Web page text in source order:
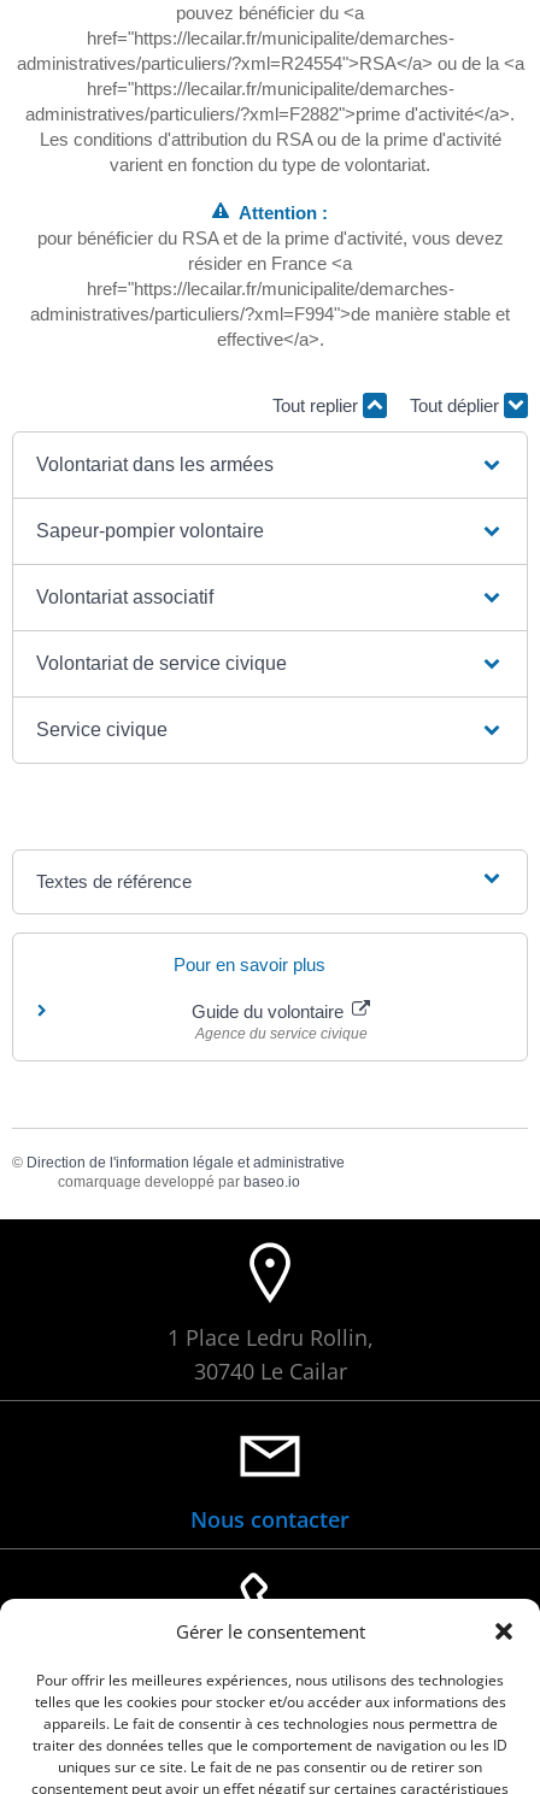
Gérer le consentement
Pour offrir les meilleures expériences, nous utilisons des technologies
telles que les cookies pour stocker et/ou accéder aux informations des
appareils. Le fait de consentir à ces technologies nous permettra de
traiter des données telles que le comportement de navigation ou les ID
uniques sur ce site. Le fait de ne pas consentir ou de retirer son
consentement peut avoir un effet négatif sur certaines caractéristiques
pouvez bénéficier du <a
href="https://lecailar.fr/municipalite/demarches-
administratives/particuliers/?xml=R24554">RSA</a> ou de la <a
href="https://lecailar.fr/municipalite/demarches-
administratives/particuliers/?xml=F2882">prime d'activité</a>.
Les conditions d'attribution du RSA ou de la prime d'activité
varient en fonction du type de volontariat.
Attention :
pour bénéficier du RSA et de la prime d'activité, vous devez
résider en France <a
href="https://lecailar.fr/municipalite/demarches-
administratives/particuliers/?xml=F994">de manière stable et
effective</a>.
Tout replier Tout déplier
Volontariat dans les armées
Sapeur-pompier volontaire
Volontariat associatif
Volontariat de service civique
Service civique
Textes de référence
Pour en savoir plus
Guide du volontaire
Agence du service civique
© Direction de l'information légale et administrative
comarquage developpé par baseo.io
1 Place Ledru Rollin,
30740 Le Cailar
Nous contacter
04 66 88 01 05